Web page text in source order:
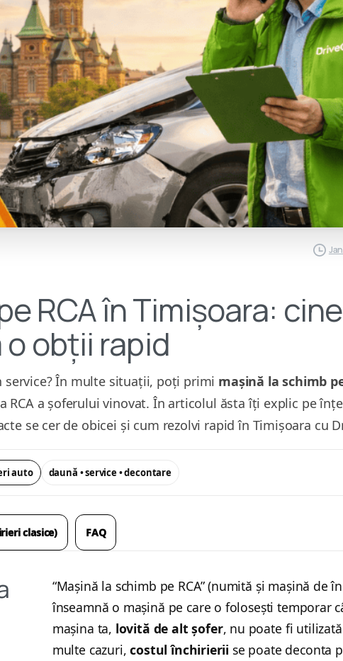
RCA în Timișoara: cine
obții rapid
În multe situații, poți primi mașină la schimb
RCA a șoferului vinovat. În articolul ăsta îți explic pe
se cer de obicei și cum rezolvi rapid în Timișoara cu
auto daună • service • decontare
clasice) FAQ
“Mașină la schimb pe RCA” (numită și mașină de
înseamnă o mașină pe care o folosești temporar
mașina ta, lovită de alt șofer, nu poate fi
multe cazuri,costul închirierii se poate deconta